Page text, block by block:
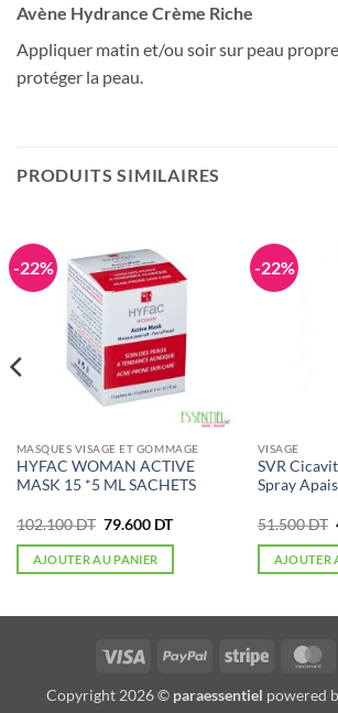
Avène Hydrance Crème Riche
Appliquer matin et/ou soir sur peau
protéger la peau.
PRODUITS SIMILAIRES
-22%
MASQUES VISAGE ET GOMMAGE
HYFAC WOMAN ACTIVE
MASK 15 *5 ML SACHETS
102.100DT Le
initial
était :
79.600 DTLe
actuel
AJOUTER AU PANIER
-22%
VISAGE
SVR
Spray
51.500DT
AJOUTER
Visa PayPal Stripe
Copyright 2026 © paraessentiel powered